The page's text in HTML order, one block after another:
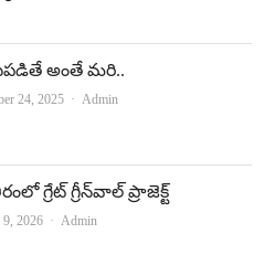
అంతే మరి..
24, 2025 Author
Admin
గ్రేట్‌ గ్రీన్‌వాల్‌ ప్రాజెక్ట్‌
9, 2026 Author
Admin